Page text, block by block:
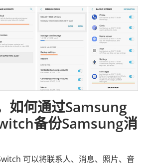
如何通过Samsung
备份Samsung消
可以将联系人、消息、照片、音